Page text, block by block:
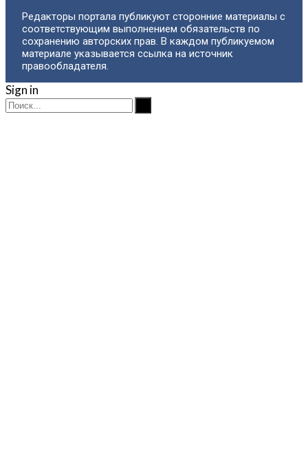
Редакторы портала публикуют сторонние материалы с
соответствующим выполнением обязательств по
сохранению авторских прав. В каждом публикуемом
материале указывается ссылка на источник
правообладателя.
Sign in